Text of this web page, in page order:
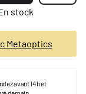
stock
Metaoptics
avant 14h et